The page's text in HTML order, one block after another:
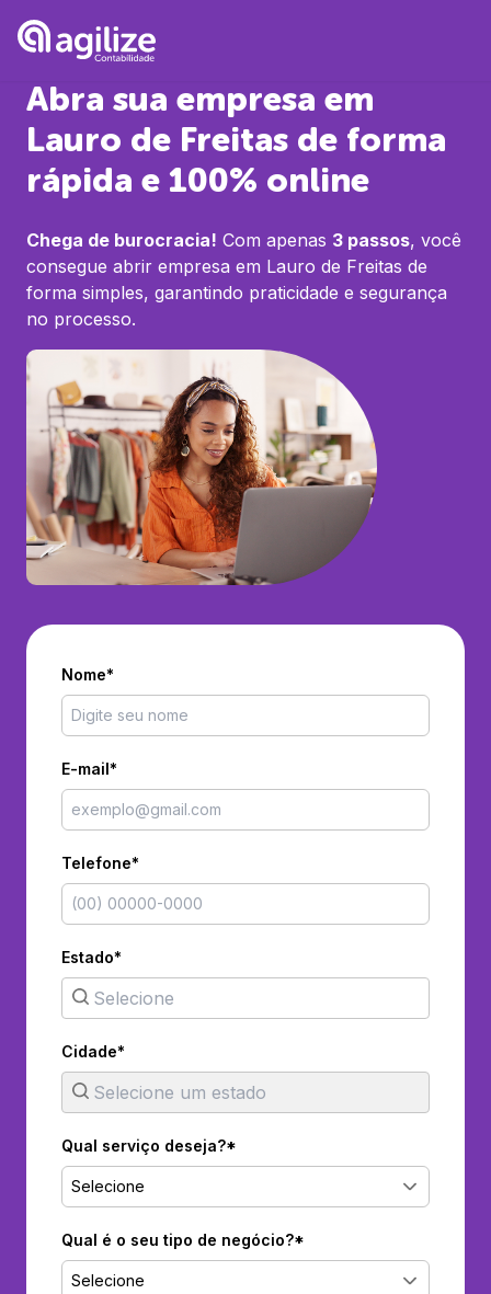
Abra sua empresa em
Lauro de Freitas de forma
rápida e 100% online
Chega de burocracia! Com apenas 3 passos, você
consegue abrir empresa em Lauro de Freitas de
forma simples, garantindo praticidade e segurança
no processo.
Nome*
E-mail*
Telefone*
Estado*
Cidade*
Qual serviço deseja?*
Selecione
Qual é o seu tipo de negócio?*
Selecione